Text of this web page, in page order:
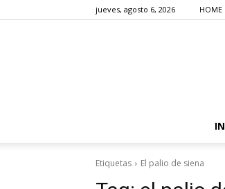
jueves, agosto 6, 2026 HOME
Etiquetas El palio de siena